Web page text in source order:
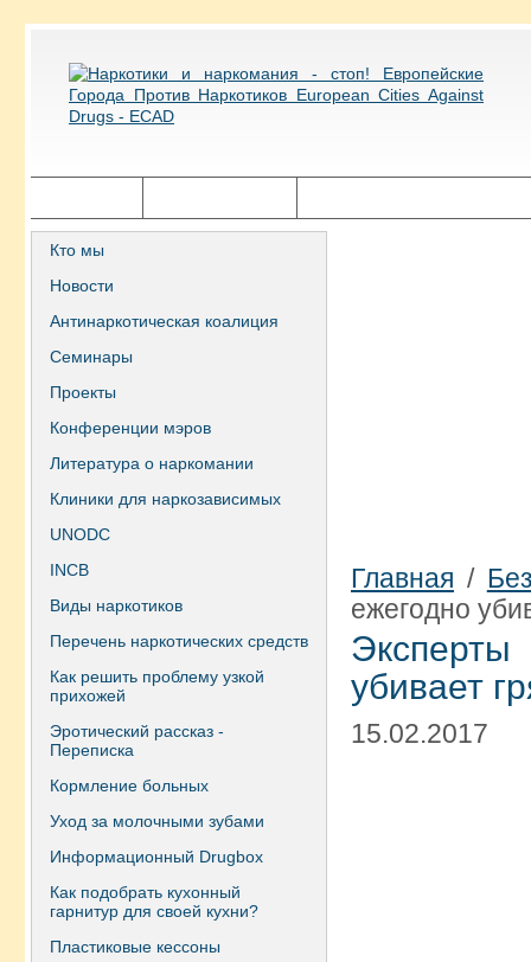
Кто мы
Новости
Антинаркотическая коалиция
Семинары
Проекты
Конференции мэров
Литература о наркомании
Клиники для наркозависимых
UNODC
INCB
Виды наркотиков
Перечень наркотических средств
Как решить проблему узкой
прихожей
Эротический рассказ -
Переписка
Кормление больных
Уход за молочными зубами
Информационный Drugbox
Как подобрать кухонный
гарнитур для своей кухни?
Пластиковые кессоны
Главная /
ежегодно
убивает
15.02.2017